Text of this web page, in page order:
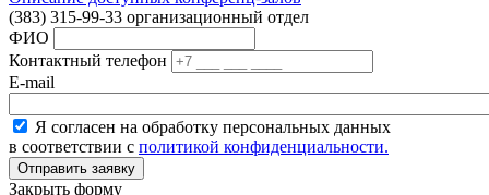
(383) 315-99-33 организационный отдел
ФИО
Контактный телефон
E-mail
Я согласен на обработку персональных данных
в соответствии с политикой конфиденциальности.
Закрыть форму